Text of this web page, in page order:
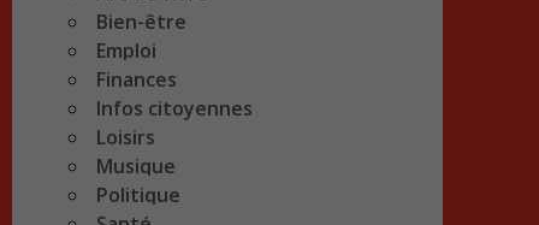
Bien-être
Emploi
Finances
Infos citoyennes
Loisirs
Musique
Politique